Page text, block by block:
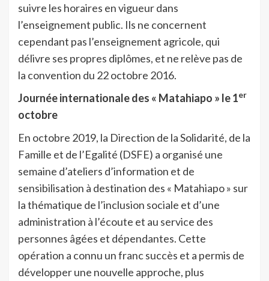
suivre les horaires en vigueur dans
l’enseignement public. Ils ne concernent
cependant pas l’enseignement agricole, qui
délivre ses propres diplômes, et ne relève pas de
la convention du 22 octobre 2016.
Journée internationale des « Matahiapo » le 1er
octobre
En octobre 2019, la Direction de la Solidarité, de la
Famille et de l’Egalité (DSFE) a organisé une
semaine d’ateliers d’information et de
sensibilisation à destination des « Matahiapo » sur
la thématique de l’inclusion sociale et d’une
administration à l’écoute et au service des
personnes âgées et dépendantes. Cette
opération a connu un franc succès et a permis de
développer une nouvelle approche, plus